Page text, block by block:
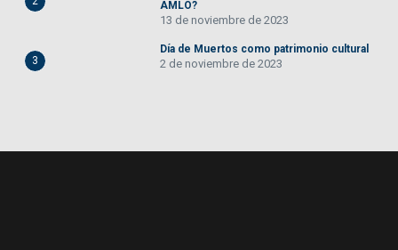
AMLO?
13 de noviembre de 2023
3
Día de Muertos como patrimonio cultural
2 de noviembre de 2023